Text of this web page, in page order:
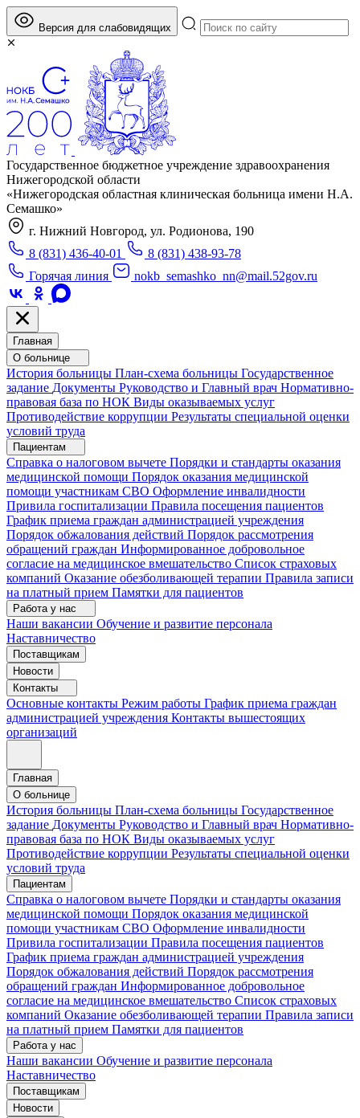
Версия для слабовидящих
Государственное бюджетное учреждение здравоохранения
Нижегородской области
«Нижегородская областная клиническая больница имени Н.А.
Семашко»
г. Нижний Новгород, ул. Родионова, 190
8 (831) 436-40-01
8 (831) 438-93-78
Горячая линия
nokb_semashko_nn@mail.52gov.ru
Главная
О больнице
История больницы План-схема больницы Государственное
задание Документы Руководство и Главный врач Нормативно-
правовая база по НОК Виды оказываемых услуг
Противодействие коррупции Результаты специальной оценки
условий труда
Пациентам
Справка о налоговом вычете Порядки и стандарты оказания
медицинской помощи Порядок оказания медицинской
помощи участникам СВО Оформление инвалидности
Привила госпитализации Правила посещения пациентов
График приема граждан администрацией учреждения
Порядок обжалования действий Порядок рассмотрения
обращений граждан Информированное добровольное
согласие на медицинское вмешательство Список страховых
компаний Оказание обезболивающей терапии Правила записи
на платный прием Памятки для пациентов
Работа у нас
Наши вакансии Обучение и развитие персонала
Наставничество
Поставщикам
Новости
Контакты
Основные контакты Режим работы График приема граждан
администрацией учреждения Контакты вышестоящих
организаций
Главная
О больнице
История больницы План-схема больницы Государственное
задание Документы Руководство и Главный врач Нормативно-
правовая база по НОК Виды оказываемых услуг
Противодействие коррупции Результаты специальной оценки
условий труда
Пациентам
Справка о налоговом вычете Порядки и стандарты оказания
медицинской помощи Порядок оказания медицинской
помощи участникам СВО Оформление инвалидности
Привила госпитализации Правила посещения пациентов
График приема граждан администрацией учреждения
Порядок обжалования действий Порядок рассмотрения
обращений граждан Информированное добровольное
согласие на медицинское вмешательство Список страховых
компаний Оказание обезболивающей терапии Правила записи
на платный прием Памятки для пациентов
Работа у нас
Наши вакансии Обучение и развитие персонала
Наставничество
Поставщикам
Новости